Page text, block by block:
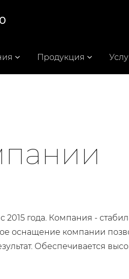
Продукция
2015 года. Компания -
оснащение компании
Обеспечивается